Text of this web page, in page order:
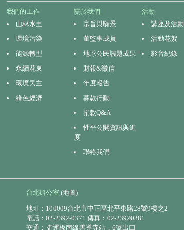
我們的工作
山林水土
環境污染
能源轉型
永續花東
環境民主
綠色經濟
關於我們
宗旨與願景
董監事成員
地球公民議題成果
財報&徵信
年度報告
募款行動
捐款Q&A
性平公開資訊與進
度
聯絡我們
活動
講座及活動
活動花絮
影音紀錄
台北辦公室 (地圖)
地址：100009台北市中正區北平東路28號9樓之2
電話：02-2392-0371 傳真：02-23920381
交通：捷運板南線善導寺站，6號出口